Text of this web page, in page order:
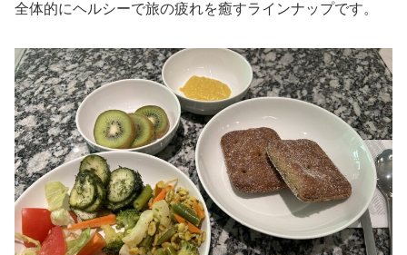
全体的にヘルシーで旅の疲れを癒すラインナップです。